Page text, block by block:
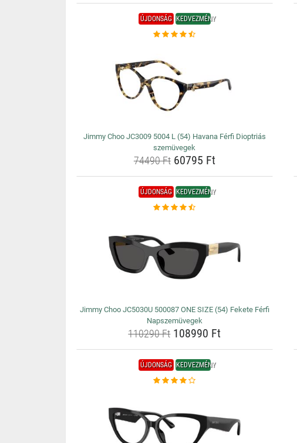
ÚJDONSÁG KEDVEZMÉNY
Jimmy Choo JC3009 5004 L (54) Havana Férfi Dioptriás
szemüvegek
74490 Ft60795 Ft
ÚJDONSÁG KEDVEZMÉNY
Jimmy Choo JC5030U 500087 ONE SIZE (54) Fekete Férfi
Napszemüvegek
110290 Ft108990 Ft
ÚJDONSÁG KEDVEZMÉNY